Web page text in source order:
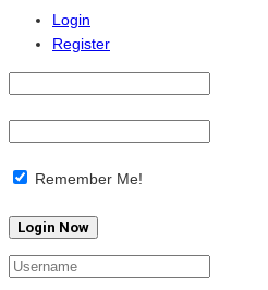
Login
Register
Remember Me!